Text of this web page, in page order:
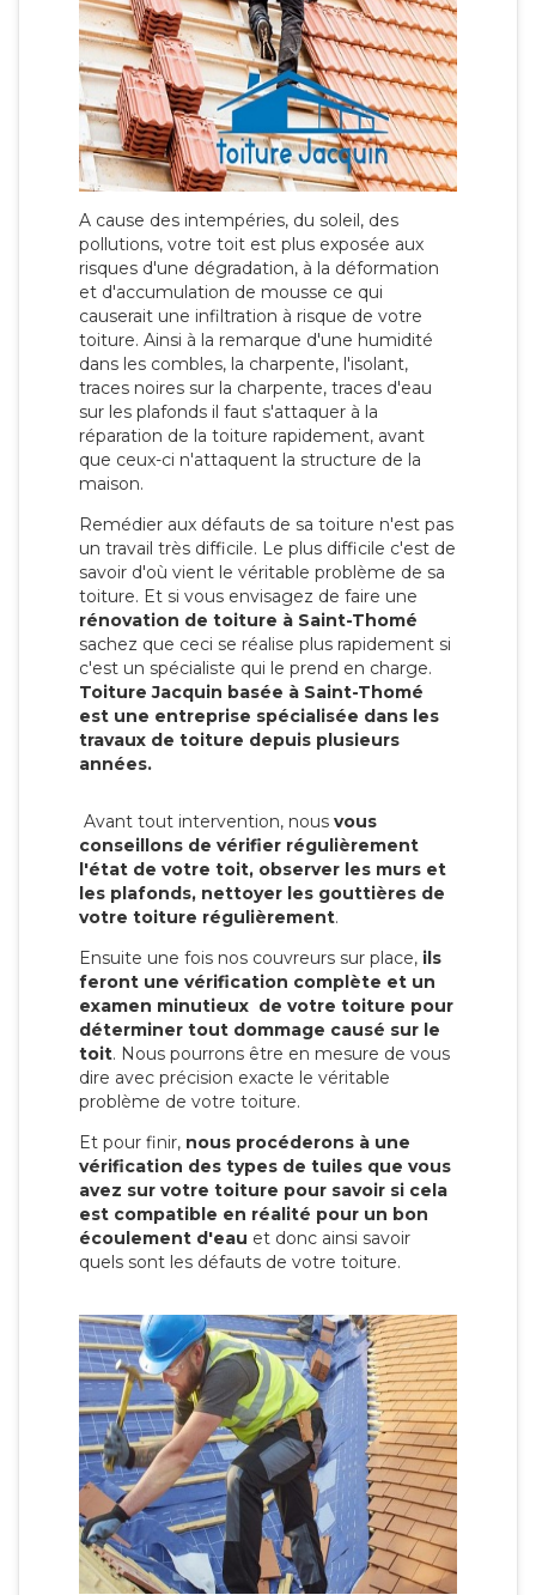
A cause des intempéries, du soleil, des
pollutions, votre toit est plus exposée aux
risques d'une dégradation, à la déformation
et d'accumulation de mousse ce qui
causerait une infiltration à risque de votre
toiture. Ainsi à la remarque d'une humidité
dans les combles, la charpente, l'isolant,
traces noires sur la charpente, traces d'eau
sur les plafonds il faut s'attaquer à la
réparation de la toiture rapidement, avant
que ceux-ci n'attaquent la structure de la
maison.
Remédier aux défauts de sa toiture n'est pas
un travail très difficile. Le plus difficile c'est de
savoir d'où vient le véritable problème de sa
toiture. Et si vous envisagez de faire une
rénovation de toiture à Saint-Thomé
sachez que ceci se réalise plus rapidement si
c'est un spécialiste qui le prend en charge.
Toiture Jacquin basée à Saint-Thomé
est une entreprise spécialisée dans les
travaux de toiture depuis plusieurs
années.
Avant tout intervention, nous vous
conseillons de vérifier régulièrement
l'état de votre toit, observer les murs et
les plafonds, nettoyer les gouttières de
votre toiture régulièrement.
Ensuite une fois nos couvreurs sur place, ils
feront une vérification complète et un
examen minutieux de votre toiture pour
déterminer tout dommage causé sur le
toit. Nous pourrons être en mesure de vous
dire avec précision exacte le véritable
problème de votre toiture.
Et pour finir, nous procéderons à une
vérification des types de tuiles que vous
avez sur votre toiture pour savoir si cela
est compatible en réalité pour un bon
écoulement d'eau et donc ainsi savoir
quels sont les défauts de votre toiture.